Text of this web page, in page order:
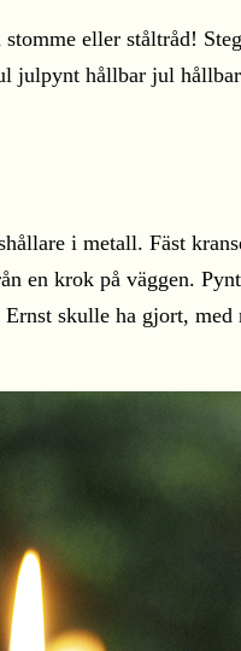
i metall. Fäst
en krok på väggen.
skulle ha gjort,